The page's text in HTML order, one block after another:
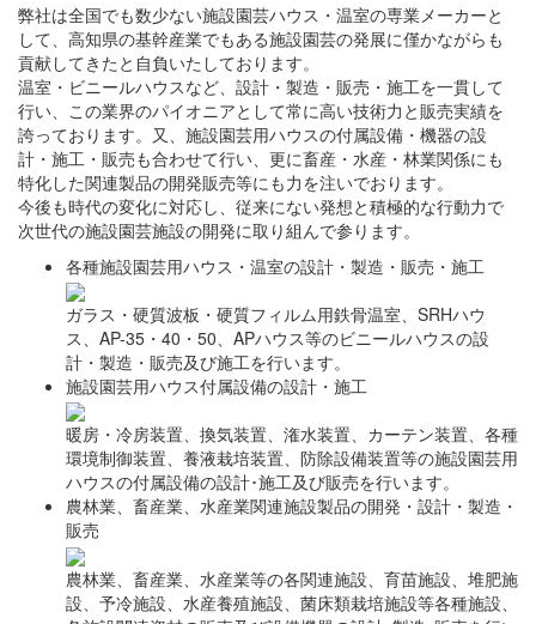
弊社は全国でも数少ない施設園芸ハウス・温室の専業メーカーと
して、高知県の基幹産業でもある施設園芸の発展に僅かながらも
貢献してきたと自負いたしております。
温室・ビニールハウスなど、設計・製造・販売・施工を一貫して
行い、この業界のパイオニアとして常に高い技術力と販売実績を
誇っております。又、施設園芸用ハウスの付属設備・機器の設
計・施工・販売も合わせて行い、更に畜産・水産・林業関係にも
特化した関連製品の開発販売等にも力を注いでおります。
今後も時代の変化に対応し、従来にない発想と積極的な行動力で
次世代の施設園芸施設の開発に取り組んで参ります。
各種施設園芸用ハウス・温室の設計・製造・販売・施工
ガラス・硬質波板・硬質フィルム用鉄骨温室、SRHハウ
ス、AP-35・40・50、APハウス等のビニールハウスの設
計・製造・販売及び施工を行います。
施設園芸用ハウス付属設備の設計・施工
暖房・冷房装置、換気装置、潅水装置、カーテン装置、各種
環境制御装置、養液栽培装置、防除設備装置等の施設園芸用
ハウスの付属設備の設計･施工及び販売を行います。
農林業、畜産業、水産業関連施設製品の開発・設計・製造・
販売
農林業、畜産業、水産業等の各関連施設、育苗施設、堆肥施
設、予冷施設、水産養殖施設、菌床類栽培施設等各種施設、